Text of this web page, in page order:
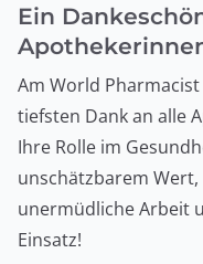
Ein
Am World
tiefsten Dank an alle
Ihre Rolle im
unschätzbarem
unermüdliche Arbeit
Einsatz!